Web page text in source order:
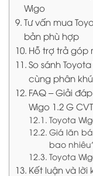
Wigo
Tư vấn mua
bản phù hợp
Hỗ trợ trả góp
So sánh
cùng phân
FAQ – Giải
Wigo 1.2 G CVT
Toyota
Giá lăn
bao
Toyota
Kết luận và lời